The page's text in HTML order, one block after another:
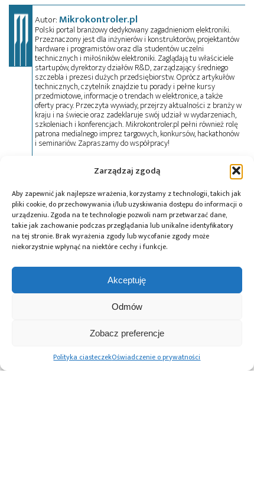
Zarządzaj zgodą
Aby zapewnić jak najlepsze wrażenia, korzystamy z technologii, takich jak
pliki cookie, do przechowywania i/lub uzyskiwania dostępu do informacji o
urządzeniu. Zgoda na te technologie pozwoli nam przetwarzać dane,
takie jak zachowanie podczas przeglądania lub unikalne identyfikatory
na tej stronie. Brak wyrażenia zgody lub wycofanie zgody może
niekorzystnie wpłynąć na niektóre cechy i funkcje.
Akceptuję
Odmów
Zobacz preferencje
Polityka ciasteczekOświadczenie o prywatności
Autor:Mikrokontroler.pl
Polski portal branżowy dedykowany zagadnieniom elektroniki.
Przeznaczony jest dla inżynierów i konstruktorów, projektantów
hardware i programistów oraz dla studentów uczelni
technicznych i miłośników elektroniki. Zaglądają tu właściciele
startupów, dyrektorzy działów R&D, zarządzający średniego
szczebla i prezesi dużych przedsiębiorstw. Oprócz artykułów
technicznych, czytelnik znajdzie tu porady i pełne kursy
przedmiotowe, informacje o trendach w elektronice, a także
oferty pracy. Przeczyta wywiady, przejrzy aktualności z branży w
kraju i na świecie oraz zadeklaruje swój udział w wydarzeniach,
szkoleniach i konferencjach. Mikrokontroler.pl pełni również rolę
patrona medialnego imprez targowych, konkursów, hackathonów
i seminariów. Zapraszamy do współpracy!
mapowanie terenu 3D,MRiT,Politechnika
Poznańska,POLSA,Sławosz Uznański-Wisniewski
w europejskiej
KP Labs dołącza
misji obserwacji
KP Labs realizuje
zwiększając